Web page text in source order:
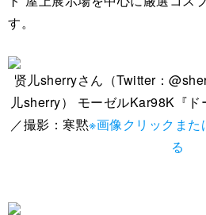
す。
贤儿sherryさん（Twitter：
儿sherry） モーゼルKar98K『ド
／撮影：寒黙※画像クリックま
る